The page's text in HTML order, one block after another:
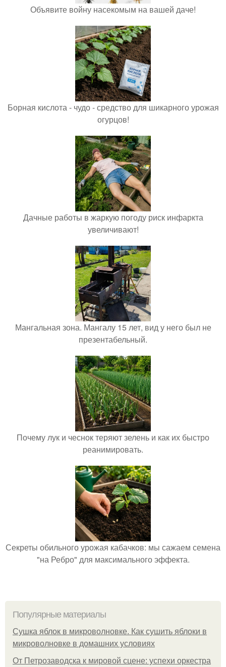
Объявите войну насекомым на вашей даче!
Борная кислота - чудо - средство для шикарного урожая
огурцов!
Дачные работы в жаркую погоду риск инфаркта
увеличивают!
Мангальная зона. Мангалу 15 лет, вид у него был не
презентабельный.
Почему лук и чеснок теряют зелень и как их быстро
реанимировать.
Секреты обильного урожая кабачков: мы сажаем семена
"на Ребро" для максимального эффекта.
Популярные материалы
Сушка яблок в микроволновке. Как сушить яблоки в
микроволновке в домашних условиях
От Петрозаводска к мировой сцене: успехи оркестра